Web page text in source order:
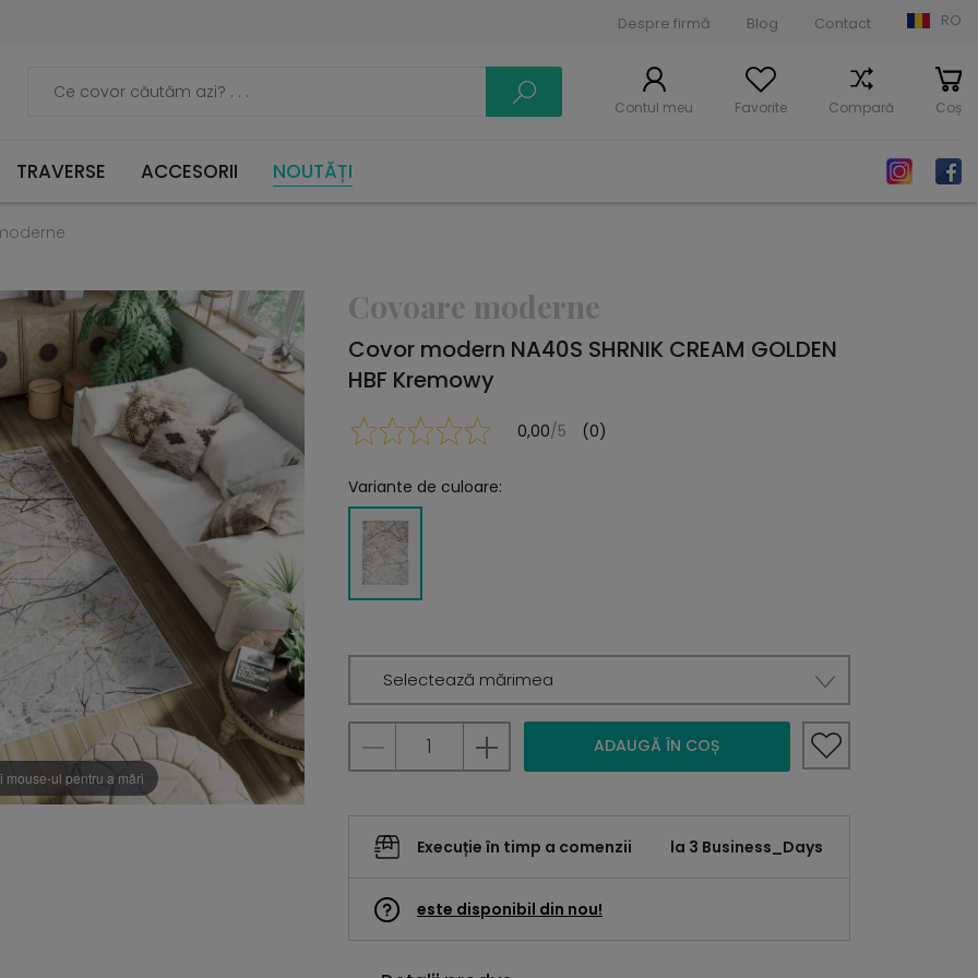
Despre firmă Blog Contact RO
Contul meu Favorite Compară Coș
TRAVERSE ACCESORII NOUTĂȚI
mouse-ul pentru a mări
Covoare moderne
Covor modern NA40S SHRNIK CREAM GOLDEN
HBF Kremowy
0,00/5 (0)
Variante de culoare:
Selectează mărimea
ADAUGĂ ÎN COȘ
Execuție în timp a comenzii la 3 Business_Days
este disponibil din nou!